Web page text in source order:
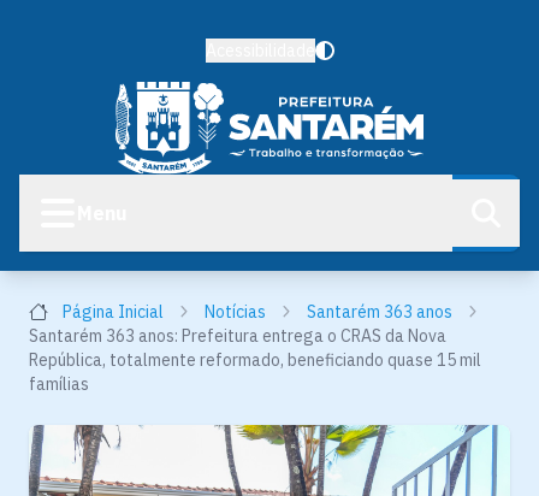
Página Inicial Notícias
Santarém 363 anos
Santarém 363 anos: Prefeitura entrega o CRAS da Nova
República, totalmente reformado, beneficiando quase 15 mil
famílias